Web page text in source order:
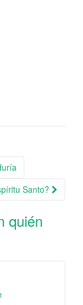
Santo?
quién